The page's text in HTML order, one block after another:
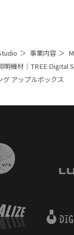
事業内容
明機材｜TREE Digital
グ アップルボックス